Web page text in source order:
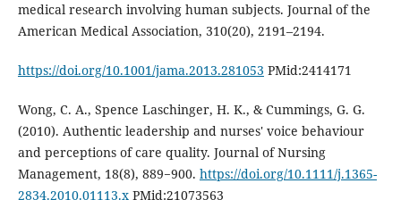
medical research involving human subjects. Journal of the
American Medical Association, 310(20), 2191–2194.
https://doi.org/10.1001/jama.2013.281053 PMid:2414171
Wong, C. A., Spence Laschinger, H. K., & Cummings, G. G.
(2010). Authentic leadership and nurses' voice behaviour
and perceptions of care quality. Journal of Nursing
Management, 18(8), 889−900. https://doi.org/10.1111/j.1365-
2834.2010.01113.xPMid:21073563